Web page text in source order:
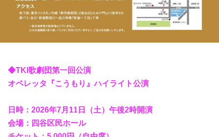
◆TKI歌劇団第一回公演
オペレッタ『こうもり』ハイライト公演
日時：2026年7月11日（土）午後2時開演
会場：四谷区民ホール